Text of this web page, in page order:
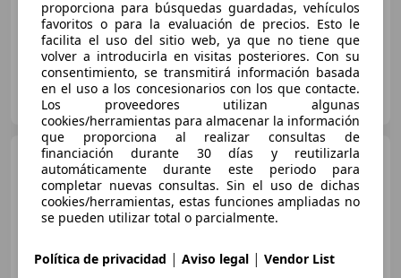
PERITACIONES AUTOVENTA A PROFESIONALES,S.L
ES-28330 SAN MARTIN DE LA VEGA
Land Rover Range
Rover3.6TdV8 Vogue Aut.
€ 4.500
proporciona para búsquedas guardadas, vehículos
favoritos o para la evaluación de precios. Esto le
facilita el uso del sitio web, ya que no tiene que
volver a introducirla en visitas posteriores. Con su
consentimiento, se transmitirá información basada
en el uso a los concesionarios con los que contacte.
Los proveedores utilizan algunas
cookies/herramientas para almacenar la información
que proporciona al realizar consultas de
financiación durante 30 días y reutilizarla
automáticamente durante este periodo para
completar nuevas consultas. Sin el uso de dichas
cookies/herramientas, estas funciones ampliadas no
se pueden utilizar total o parcialmente.
Política de privacidad | Aviso legal | Vendor List